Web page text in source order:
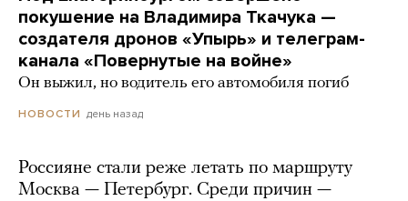
покушение на Владимира Ткачука —
создателя дронов «Упырь» и телеграм-
канала «Повернутые на войне»
Он выжил, но водитель его автомобиля погиб
НОВОСТИ день назад
Россияне стали реже летать по маршруту
Москва — Петербург. Среди причин —